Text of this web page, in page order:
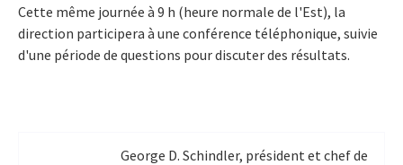
Cette même journée à 9 h (heure normale de l'Est), la
direction participera à une conférence téléphonique, suivie
d'une période de questions pour discuter des résultats.
George D. Schindler, président et chef de